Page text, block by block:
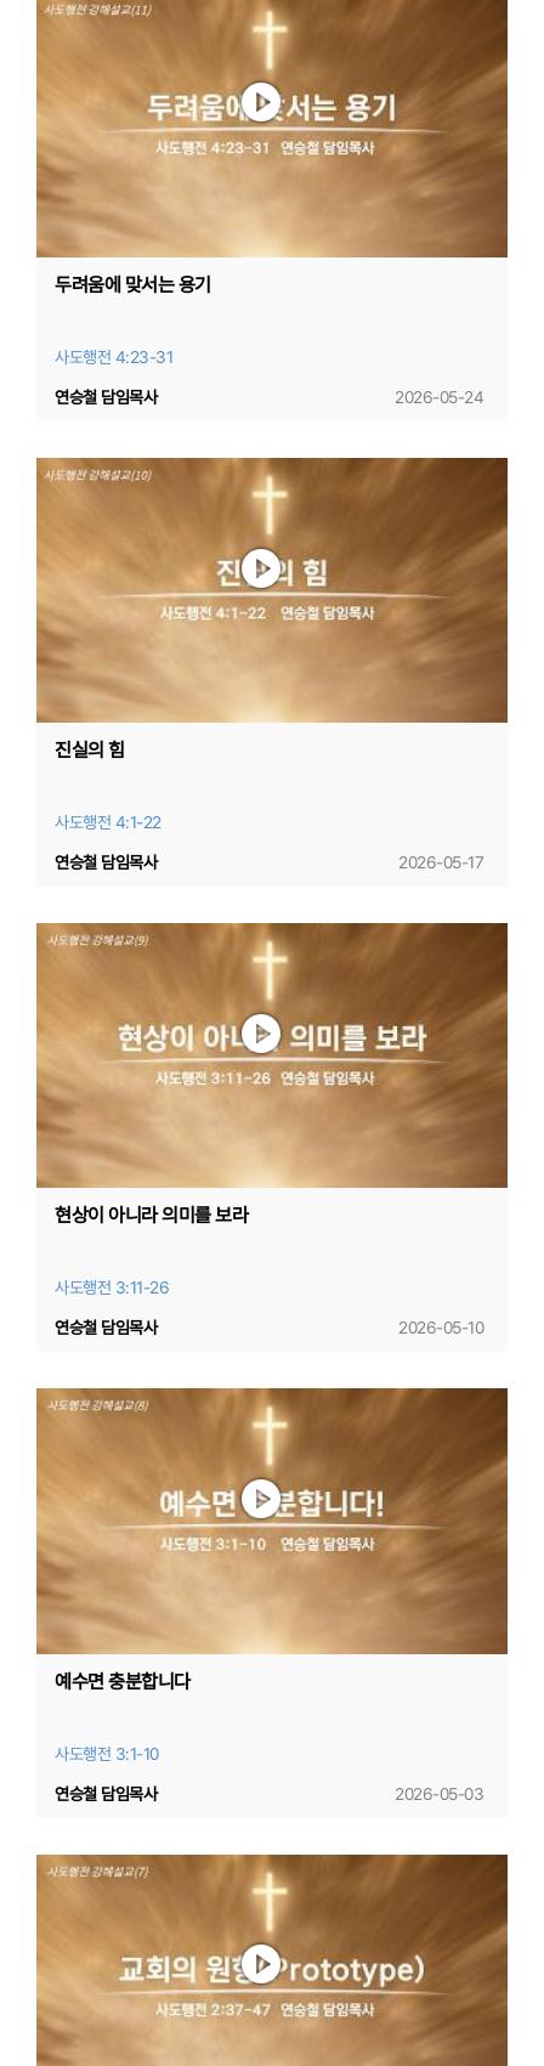
두려움에 맞서는 용기
사도행전 4:23-31
2026-05-24
연승철 담임목사
진실의 힘
사도행전 4:1-22
2026-05-17
연승철 담임목사
현상이 아니라 의미를 보라
사도행전 3:11-26
2026-05-10
연승철 담임목사
예수면 충분합니다
사도행전 3:1-10
2026-05-03
연승철 담임목사